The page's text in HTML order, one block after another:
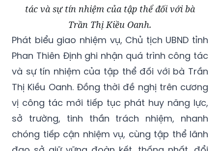
tác và sự tín nhiệm của tập thể đối với bà
Trần Thị Kiều Oanh.
Phát biểu giao nhiệm vụ, Chủ tịch UBND tỉnh
Phan Thiên Định ghi nhận quá trình công tác
và sự tín nhiệm của tập thể đối với bà Trần
Thị Kiều Oanh. Đồng thời đề nghị trên cương
vị công tác mới tiếp tục phát huy năng lực,
sở trường, tinh thần trách nhiệm, nhanh
chóng tiếp cận nhiệm vụ, cùng tập thể lãnh